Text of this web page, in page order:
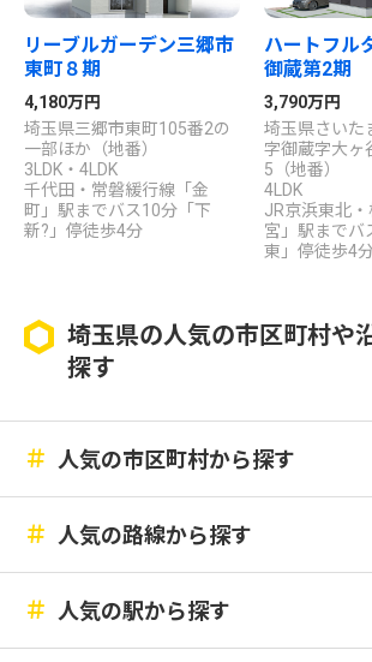
リーブルガーデン三郷市
東町８期
4,180万円
埼玉県三郷市東町105番2の
一部ほか（地番）
3LDK・4LDK
千代田・常磐緩行線「金
町」駅までバス10分「下
新?」停徒歩4分
ハートフル
御蔵第2期
3,790万円
埼玉県さいた
字御蔵字大ヶ
5（地番）
4LDK
JR京浜東北
宮」駅までバ
東」停徒歩4
埼玉県の人気の市区町村や
探す
＃ 人気の市区町村から探す
＃ 人気の路線から探す
＃ 人気の駅から探す